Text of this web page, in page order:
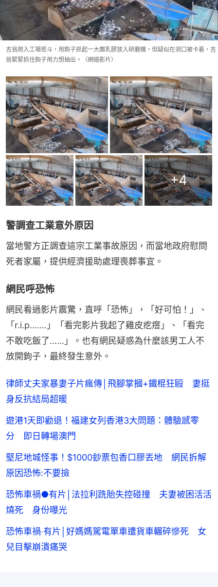
吉翁爬入工場密斗，用鉤子抓起一大團乳膠放入研磨機，但疑似在洞口被卡着，吉
翁緊緊抓住鉤子用力想抽出。（網絡影片）
+4
警調查工業意外原因
當地警方正調查這宗工業事故原因，而當地政府慰問
死者家屬，提供經濟援助處理喪葬事宜。
網民呼恐怖
網民看過影片震驚，直呼「恐怖」，「好可怕！」、
「r.i.p.……」「看完影片我起了雞皮疙瘩」、「看完
不敢吃飯了……」。也有網民疑惑為什麼該男工人不
放開鉤子，最終發生意外。
律師丈夫家暴妻子片瘋傳│飛腳掌摑+鐵棍狂毆 妻挺
身反抗結局超暖
遊港1天即勸退！福建女列香港3大問題：體驗感零
分 即日轉場澳門
堅尼地城怪事！$1000鈔票包香口膠丟地 網民拆解
原因恐怖:不要撿
恐怖車禍●有片│法拉利跣胎失控碰撞 夫妻被困活活
燒死 身份曝光
恐怖車禍‧有片│好媽媽駕電單車遭貨車輾碎慘死 女
兒目擊崩潰痛哭